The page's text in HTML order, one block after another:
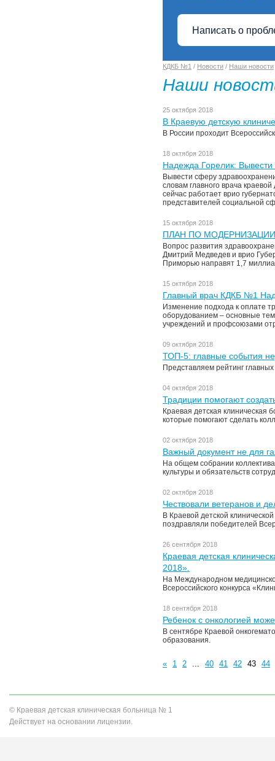
Написать о
КДКБ №1 / Новости / Наши новости
Наши
25 октября 2018
В Краевую детскую
В России проходит
18 октября 2018
Надежда Горелик:
Вывести сферу
словам главного врача
сейчас работает врио
представителей социальной
15 октября 2018
ПЛАН ПО
Вопрос развития
Дмитрий Медведев и врио
Приморью направят 1,7
15 октября 2018
Главный врач КДКБ №1
Изменение подхода к оплате
оборудованием – основные
учреждений и профсоюзами
09 октября 2018
ТОП-5: главные события
Представляем рейтинг
04 октября 2018
Традиции помогают
Краевая детская клиническая
которые помогают сделать
02 октября 2018
Важный документ не для
На общем собрании
культуры и обязательств
02 октября 2018
Чествовали ветеранов и
В Краевой детской
поздравляли победителей
26 сентября 2018
Краевая детская
2018».
На Международном
Всероссийского конкурса
18 сентября 2018
Ребенок с онкологией
В сентябре Краевой
образования.
« 1 2 ... 40 41 42 43 44
© Краевая детская клиническая больница № 1
Действует на основании лицензии.